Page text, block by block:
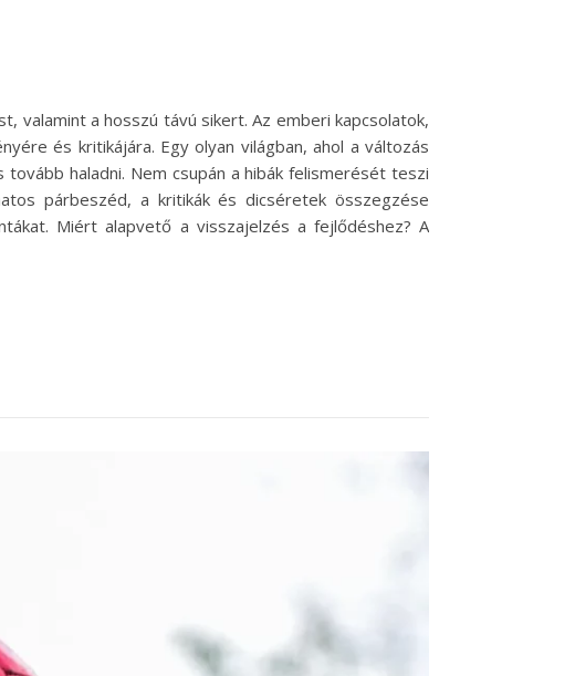
valamint a hosszú távú sikert. Az emberi kapcsolatok,
és kritikájára. Egy olyan világban, ahol a változás
haladni. Nem csupán a hibák felismerését teszi
párbeszéd, a kritikák és dicséretek összegzése
Miért alapvető a visszajelzés a fejlődéshez? A